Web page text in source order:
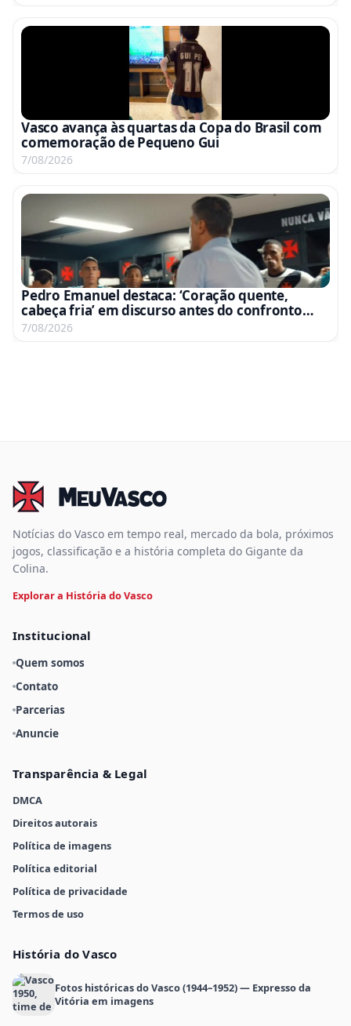
Vasco avança às quartas da Copa do Brasil com
comemoração de Pequeno Gui
7/08/2026
Pedro Emanuel destaca: ‘Coração quente,
cabeça fria’ em discurso antes do confronto
com o Fluminense
7/08/2026
Notícias do Vasco em tempo real, mercado da bola, próximos
jogos, classificação e a história completa do Gigante da
Colina.
Explorar a História do Vasco
Institucional
Quem somos
Contato
Parcerias
Anuncie
Transparência & Legal
DMCA
Direitos autorais
Política de imagens
Política editorial
Política de privacidade
Termos de uso
História do Vasco
Fotos históricas do Vasco (1944–1952) — Expresso da
Vitória em imagens